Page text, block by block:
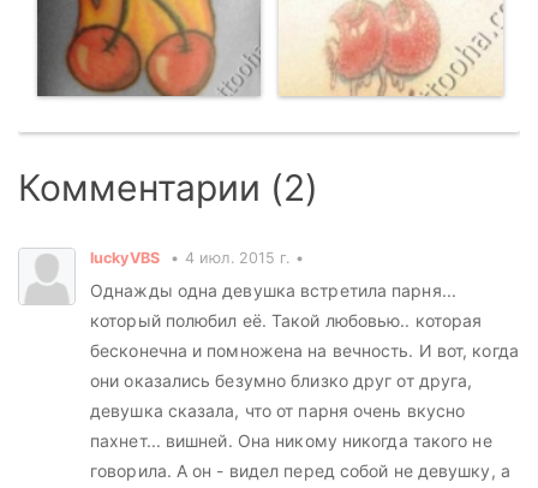
Комментарии (2)
luckyVBS 4 июл. 2015 г.
Однажды одна девушка встретила парня...
который полюбил её. Такой любовью.. которая
бесконечна и помножена на вечность. И вот, когда
они оказались безумно близко друг от друга,
девушка сказала, что от парня очень вкусно
пахнет... вишней. Она никому никогда такого не
говорила. А он - видел перед собой не девушку, а